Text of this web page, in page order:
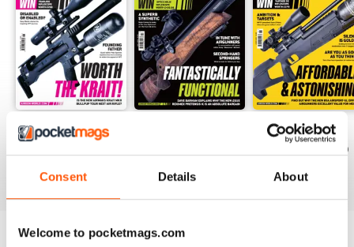
Consent Details About
Welcome to pocketmags.com
Summer-26
| | Al carrello
Jun-26
€7,99
Vista|